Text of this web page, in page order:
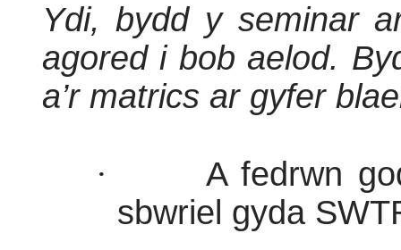
Ydi, bydd y seminar
agored i bob aelod.
a’r matrics ar gyfer
·
A fedrwn
sbwriel gyda